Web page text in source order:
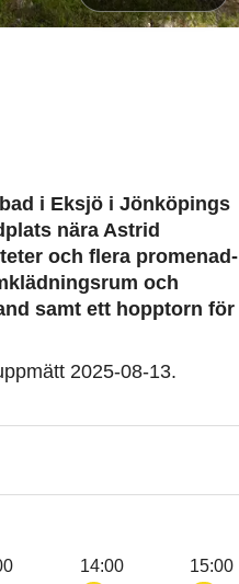
i Eksjö i Jönköpings
nära Astrid
och flera promenad-
och
samt ett hopptorn för
2025-08-13.
14:00
15:00